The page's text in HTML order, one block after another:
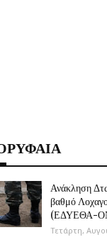
Ανάκληση
βαθμό
(ΕΔΥΕΘΑ-
Τετάρτη,